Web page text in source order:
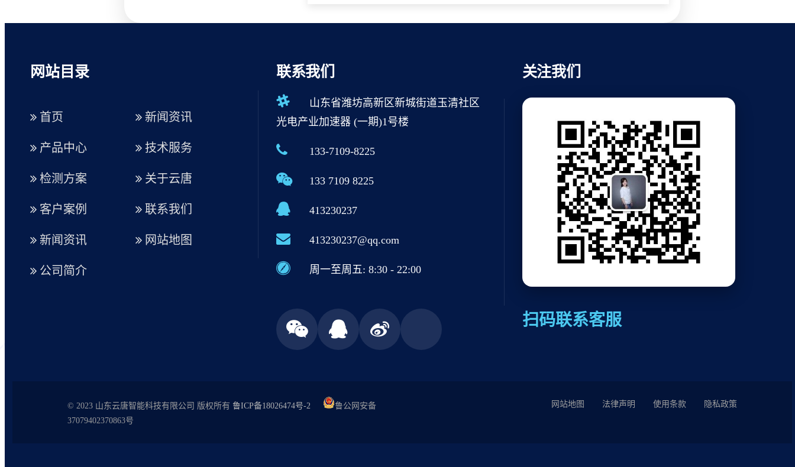
网站目录
首页
产品中心
检测方案
客户案例
新闻资讯
公司简介
新闻资讯
技术服务
关于云唐
联系我们
网站地图
联系我们
山东省潍坊高新区新城街道玉清社区
光电产业加速器 (一期)1号楼
133-7109-8225
133 7109 8225
413230237
413230237@qq.com
周一至周五: 8:30 - 22:00
关注我们
扫码联系客服
© 2023 山东云唐智能科技有限公司 版权所有 鲁ICP备18026474号-2
鲁公网安备
37079402370863号
隐私政策
使用条款
法律声明
网站地图